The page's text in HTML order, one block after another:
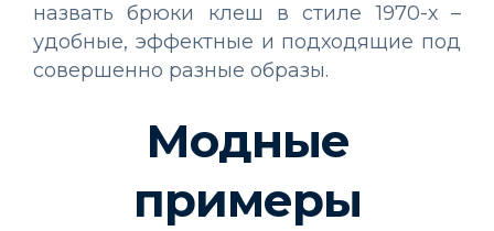
назвать брюки клеш в стиле 1970-х –
удобные, эффектные и подходящие под
совершенно разные образы.
Модные
примеры